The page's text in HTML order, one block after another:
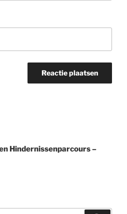
Hindernissenparcours –